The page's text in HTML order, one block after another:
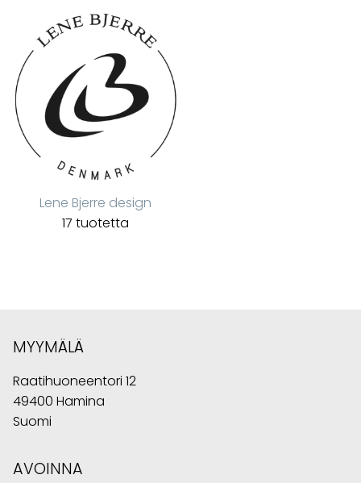
Lene Bjerre design
17 tuotetta
MYYMÄLÄ
Raatihuoneentori 12
49400 Hamina
Suomi
AVOINNA